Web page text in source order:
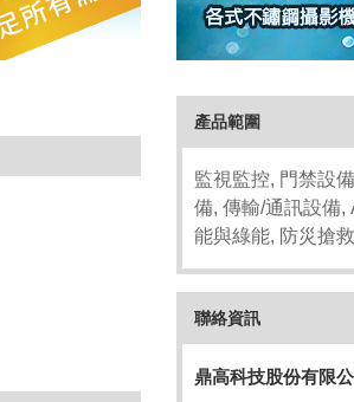
產品範圍
監視監控, 門禁設
備, 傳輸/通訊設備,
能與綠能, 防災搶
聯絡資訊
鼎高科技股份有限